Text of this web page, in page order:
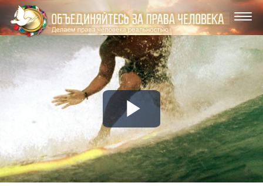
Play
Video